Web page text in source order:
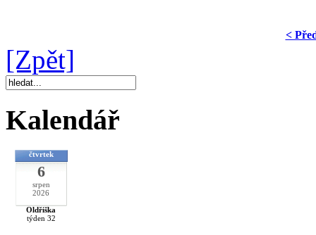
<
[Zpět]
Kalendář
čtvrtek
6
srpen
2026
Oldřiška
týden 32